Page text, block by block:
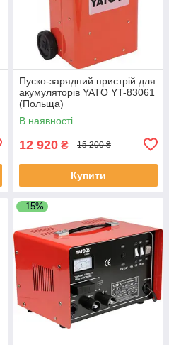
Пуско-зарядний пристрій для
акумуляторів YATO YT-83061
(Польща)
В наявності
12 920 ₴ 15 200 ₴
Купити
–15%